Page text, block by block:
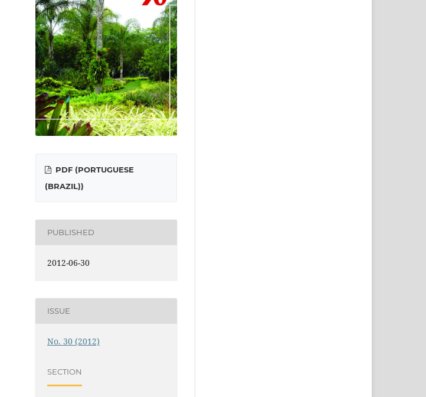
PDF (PORTUGUESE
(BRAZIL))
PUBLISHED
2012-06-30
ISSUE
No. 30 (2012)
SECTION